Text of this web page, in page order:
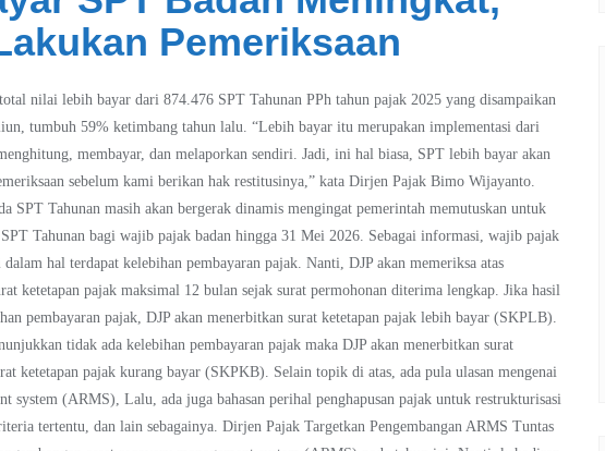
Pemeriksaan
nilai lebih bayar dari 874.476 SPT Tahunan PPh tahun pajak 2025 yang disampaikan
tumbuh 59% ketimbang tahun lalu. “Lebih bayar itu merupakan implementasi dari
membayar, dan melaporkan sendiri. Jadi, ini hal biasa, SPT lebih bayar akan
sebelum kami berikan hak restitusinya,” kata Dirjen Pajak Bimo Wijayanto.
SPT Tahunan masih akan bergerak dinamis mengingat pemerintah memutuskan untuk
Tahunan bagi wajib pajak badan hingga 31 Mei 2026. Sebagai informasi, wajib pajak
hal terdapat kelebihan pembayaran pajak. Nanti, DJP akan memeriksa atas
ketetapan pajak maksimal 12 bulan sejak surat permohonan diterima lengkap. Jika hasil
pembayaran pajak, DJP akan menerbitkan surat ketetapan pajak lebih bayar (SKPLB).
tidak ada kelebihan pembayaran pajak maka DJP akan menerbitkan surat
ketetapan pajak kurang bayar (SKPKB). Selain topik di atas, ada pula ulasan mengenai
system (ARMS), Lalu, ada juga bahasan perihal penghapusan pajak untuk restrukturisasi
tertentu, dan lain sebagainya. Dirjen Pajak Targetkan Pengembangan ARMS Tuntas